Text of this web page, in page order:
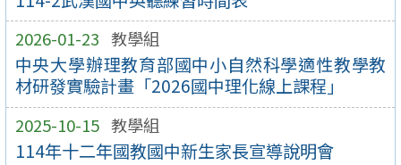
2026-01-23 教學組
中央大學辦理教育部國中小自然科學適性教學教
材研發實驗計畫「2026國中理化線上課程」
2025-10-15 教學組
114年十二年國教國中新生家長宣導說明會